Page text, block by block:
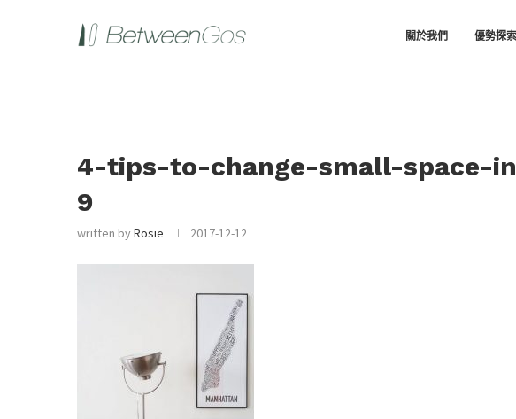
關於我們 優勢探
4-tips-to-change-small-space-
9
written byRosie 2017-12-12